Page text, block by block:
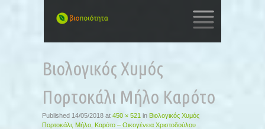
CONTENT
Βιολογικός Χυμός
Πορτοκάλι Μήλο Καρότο
Published 14/05/2018 at 450 × 521 in Βιολογικός Χυμός
Πορτοκάλι, Μήλο, Καρότο – Οικογένεια Χριστοδούλου